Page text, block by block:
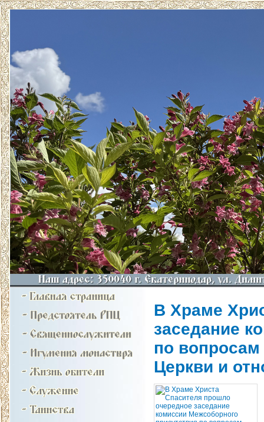
В Храме
заседание
по
Церкви и